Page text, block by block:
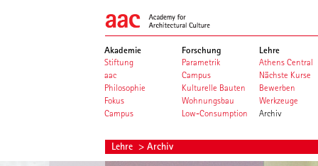
Akademie
Stiftung
aac
Philosophie
Fokus
Campus
Forschung
Parametrik
Campus
Kulturelle Bauten
Wohnungsbau
Low-Consumption
Lehre
Athens Central
Nächste Kurse
Bewerben
Werkzeuge
Archiv
Lehre > Archiv